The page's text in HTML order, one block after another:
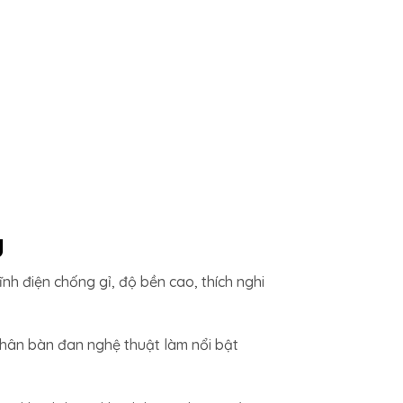
điện chống gỉ, độ bền cao, thích nghi
bàn đan nghệ thuật làm nổi bật